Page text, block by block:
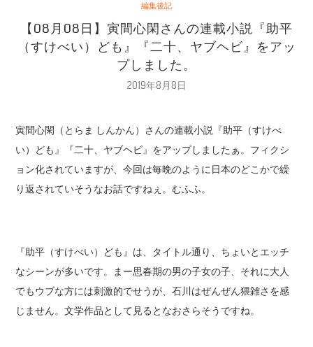
編集後記
【08月08日】寅間心閑さんの連載小説『助平
（すけべい）ども』『二十、ヤブヘビ』をアッ
プしました。
2019年8月8日
寅間心閑（とらま しんかん）さんの連載小説『助平（すけべ
い）ども』『二十、ヤブヘビ』をアップしましたぁ。フィクシ
ョン化されていますが、今回は毎晩のように日本のどこかで繰
り返されていそうなお話ですねぇ。むふふ。
『助平（すけべい）ども』は、タイトル通り、ちょいとエッチ
なシーンが多いです。まー思春期の男の子女の子、それに大人
でもウブな方には刺激的でせうが、石川はぜんぜん猥雑さを感
じません。文学作品として見るとなおさらそうですね。